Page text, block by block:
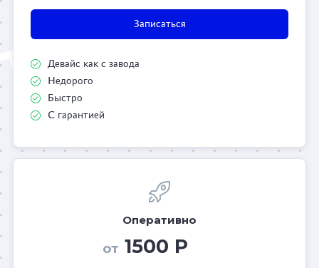
Записаться
Девайс как с завода
Недорого
Быстро
С гарантией
Оперативно
от 1500 Р